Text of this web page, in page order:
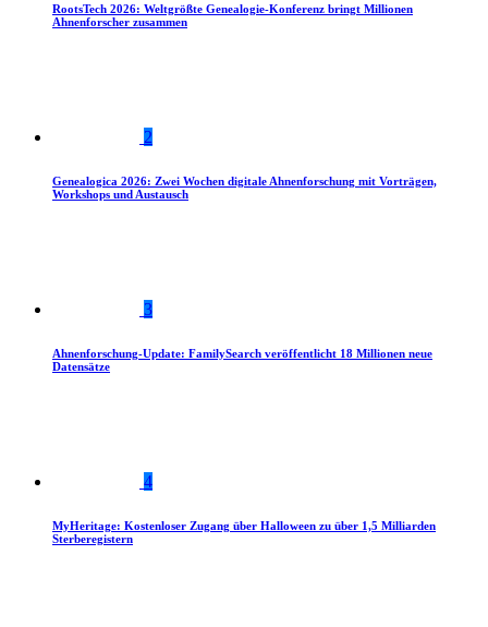
RootsTech 2026: Weltgrößte Genealogie-Konferenz bringt Millionen
Ahnenforscher zusammen
2
Genealogica 2026: Zwei Wochen digitale Ahnenforschung mit Vorträgen,
Workshops und Austausch
3
Ahnenforschung-Update: FamilySearch veröffentlicht 18 Millionen neue
Datensätze
4
MyHeritage: Kostenloser Zugang über Halloween zu über 1,5 Milliarden
Sterberegistern